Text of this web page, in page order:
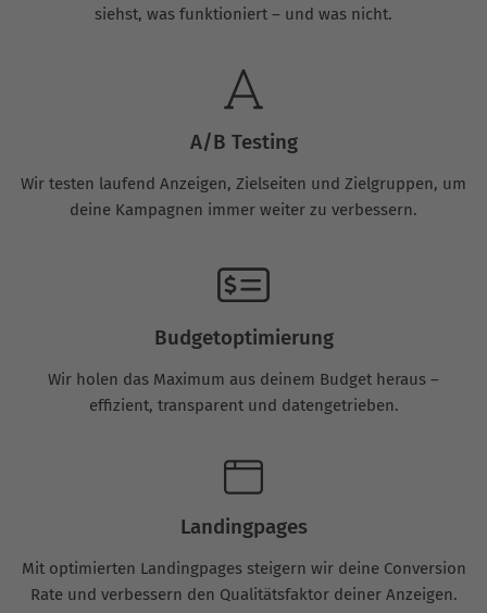
siehst, was funktioniert – und was nicht.
A/B Testing
Wir testen laufend Anzeigen, Zielseiten und Zielgruppen, um
deine Kampagnen immer weiter zu verbessern.
Budgetoptimierung
Wir holen das Maximum aus deinem Budget heraus –
effizient, transparent und datengetrieben.
Landingpages
Mit optimierten Landingpages steigern wir deine Conversion
Rate und verbessern den Qualitätsfaktor deiner Anzeigen.